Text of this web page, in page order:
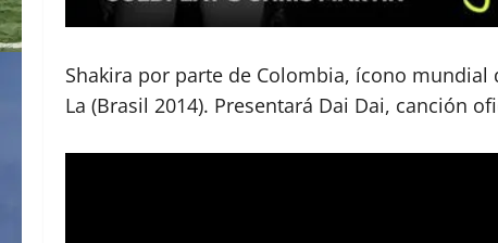
Shakira por parte de Colombia, ícono mundial
La (Brasil 2014). Presentará Dai Dai, canción